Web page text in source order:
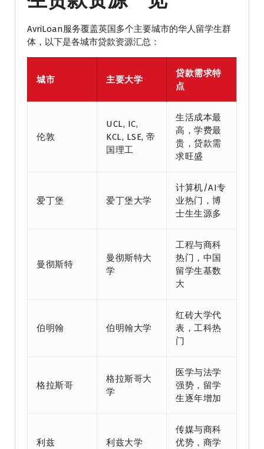
AvriLoan服务覆盖英国多个主要城市的华人留学生群
体，以下是各城市贷款资源汇总：
城市 主要大学
贷款需求特
点
伦敦
UCL, IC,
KCL, LSE, 帝
国理工
生活成本最
高，学费最
贵，贷款需
求旺盛
爱丁堡 爱丁堡大学
计算机/AI专
业热门，博
士生生源多
曼彻斯特
曼彻斯特大
学
工程与商科
热门，中国
留学生基数
大
伯明翰 伯明翰大学
红砖大学代
表，工科热
门
格拉斯哥
格拉斯哥大
学
医学与法学
强势，留学
生逐年增加
利兹 利兹大学
传媒与商科
优势，商学